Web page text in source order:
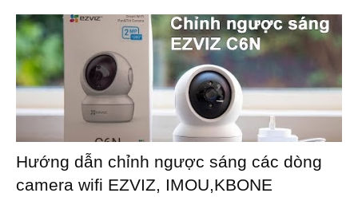
Hướng dẫn chỉnh ngược sáng các dòng
camera wifi EZVIZ, IMOU,KBONE